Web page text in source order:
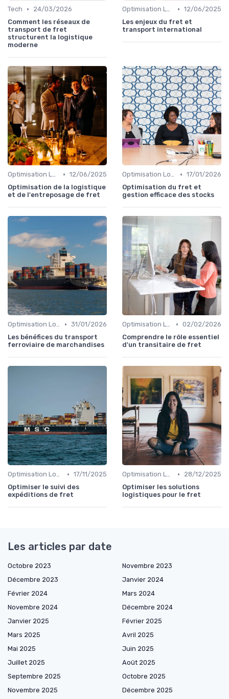
Tech •
24/03/2026
Comment les réseaux de
transport de fret
structurent la logistique
moderne
Optimisation Logistique • 12/06/2025
Les enjeux du fret et
transport international
Optimisation Logistique • 12/06/2025
Optimisation de la logistique
et de l'entreposage de fret
Optimisation Logistique • 17/01/2026
Optimisation du fret et
gestion efficace des stocks
Optimisation Logistique • 31/01/2026
Les bénéfices du transport
ferroviaire de marchandises
Optimisation Logistique • 02/02/2026
Comprendre le rôle essentiel
d'un transitaire de fret
Optimisation Logistique • 17/11/2025
Optimiser le suivi des
expéditions de fret
Optimisation Logistique •
28/12/2025
Optimiser les solutions
logistiques pour le fret
Les articles par date
Octobre 2023
Novembre 2023
Décembre 2023
Janvier 2024
Février 2024
Mars 2024
Novembre 2024
Décembre 2024
Janvier 2025
Février 2025
Mars 2025
Avril 2025
Mai 2025
Juin 2025
Juillet 2025
Août 2025
Septembre 2025
Octobre 2025
Novembre 2025
Décembre 2025